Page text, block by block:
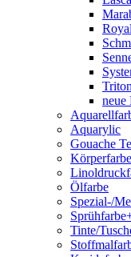
neue
Aquarylic
Gouache
Ölfarbe
Spezial-/
Tinte/